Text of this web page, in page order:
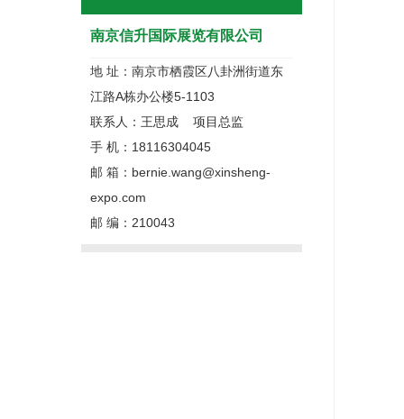
南京信升国际展览有限公司
地 址：南京市栖霞区八卦洲街道东
江路A栋办公楼5-1103
联系人：王思成 项目总监
手 机：18116304045
邮 箱：bernie.wang@xinsheng-
expo.com
邮 编：210043